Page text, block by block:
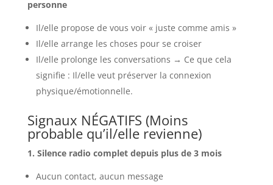
personne
Il/elle propose de vous voir « juste comme amis »
Il/elle arrange les choses pour se croiser
Il/elle prolonge les conversations → Ce que cela
signifie : Il/elle veut préserver la connexion
physique/émotionnelle.
Signaux NÉGATIFS (Moins
probable qu’il/elle revienne)
1. Silence radio complet depuis plus de 3 mois
Aucun contact, aucun message